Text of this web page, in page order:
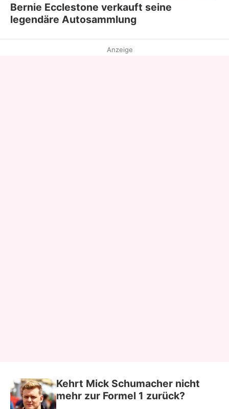
Bernie Ecclestone verkauft seine
legendäre Autosammlung
Anzeige
Kehrt Mick Schumacher nicht
mehr zur Formel 1 zurück?